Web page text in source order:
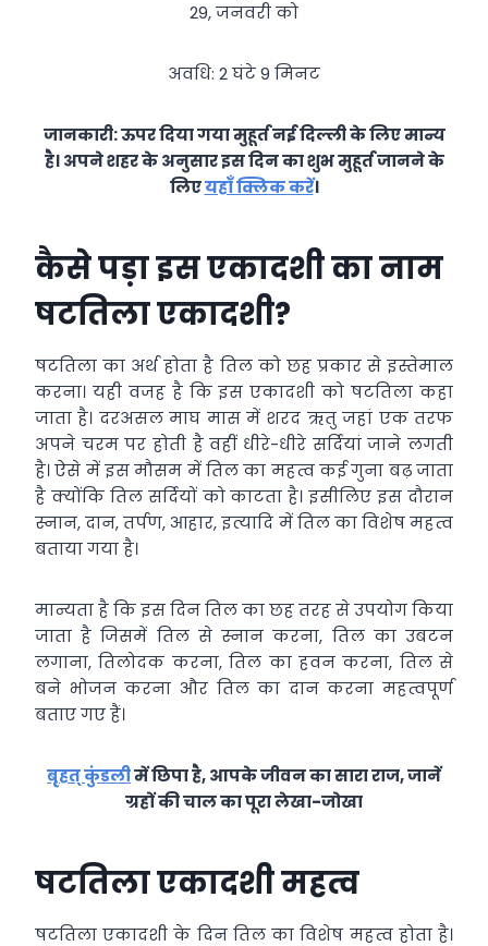
29, जनवरी को
अवधि: 2 घंटे 9 मिनट
जानकारी: ऊपर दिया गया मुहूर्त नई दिल्ली के लिए मान्य
है। अपने शहर के अनुसार इस दिन का शुभ मुहूर्त जानने के
लिएयहाँ क्लिक करें।
कैसे पड़ा इस एकादशी का नाम
षटतिला एकादशी?
षटतिला का अर्थ होता है तिल को छह प्रकार से इस्तेमाल
करना। यही वजह है कि इस एकादशी को षटतिला कहा
जाता है। दरअसल माघ मास में शरद ऋतु जहां एक तरफ
अपने चरम पर होती है वहीं धीरे-धीरे सर्दियां जाने लगती
है। ऐसे में इस मौसम में तिल का महत्व कई गुना बढ़ जाता
है क्योंकि तिल सर्दियों को काटता है। इसीलिए इस दौरान
स्नान, दान, तर्पण, आहार, इत्यादि में तिल का विशेष महत्व
बताया गया है।
मान्यता है कि इस दिन तिल का छह तरह से उपयोग किया
जाता है जिसमें तिल से स्नान करना, तिल का उबटन
लगाना, तिलोदक करना, तिल का हवन करना, तिल से
बने भोजन करना और तिल का दान करना महत्वपूर्ण
बताए गए हैं।
बृहत् कुंडलीमें छिपा है, आपके जीवन का सारा राज, जानें
ग्रहों की चाल का पूरा लेखा-जोखा
षटतिला एकादशी महत्व
षटतिला एकादशी के दिन तिल का विशेष महत्व होता है।